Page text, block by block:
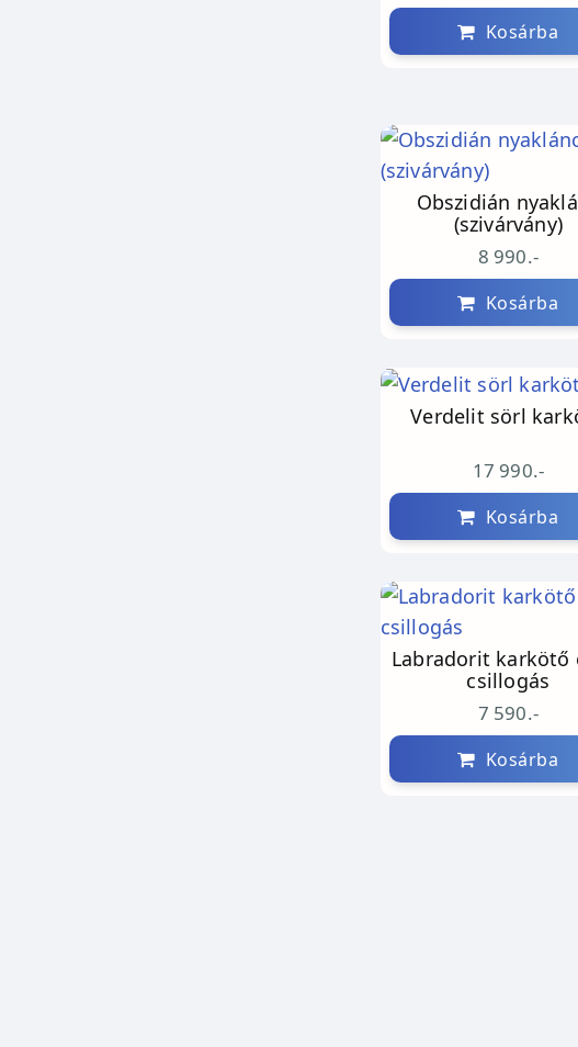
Kosárba
Obszidián
(szivárvány)
8 990.-
Kosárba
Verdelit sörl
17 990.-
Kosárba
Labradorit karkötő
csillogás
7 590.-
Kosárba